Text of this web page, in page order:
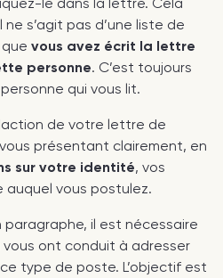
s’agit pas d’une liste de
vous avez écrit la lettre
personne. C’est toujours
qui vous lit.
de votre lettre de
présentant clairement, en
sur votre identité, vos
vous postulez.
paragraphe, il est nécessaire
vous ont conduit à adresser
type de poste. L’objectif est